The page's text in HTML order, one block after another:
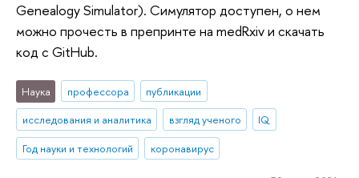
Genealogy Simulator). Симулятор доступен, о нем
можно прочесть в препринте на medRxiv и скачать
код с GitHub.
Наука профессора
публикации
исследования и аналитика
взгляд ученого
IQ
Год науки и технологий
коронавирус